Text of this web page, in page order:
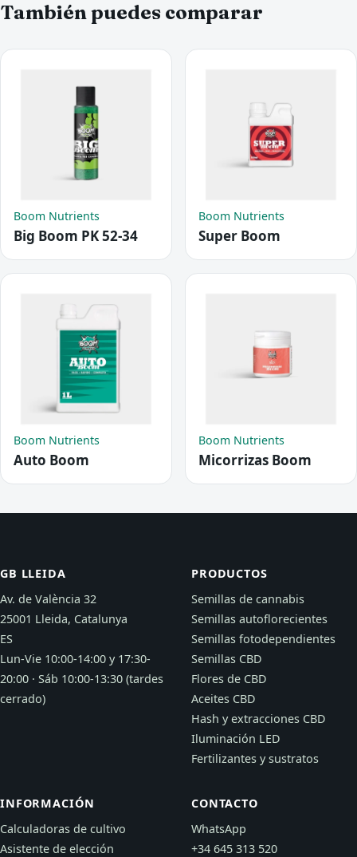
También puedes comparar
Boom Nutrients
Big Boom PK 52-34
Boom Nutrients
Super Boom
Boom Nutrients
Auto Boom
Boom Nutrients
Micorrizas Boom
GB LLEIDA
Av. de València 32
25001 Lleida, Catalunya
ES
Lun-Vie 10:00-14:00 y 17:30-
20:00 · Sáb 10:00-13:30 (tardes
cerrado)
PRODUCTOS
Semillas de cannabis
Semillas autoflorecientes
Semillas fotodependientes
Semillas CBD
Flores de CBD
Aceites CBD
Hash y extracciones CBD
Iluminación LED
Fertilizantes y sustratos
INFORMACIÓN
Calculadoras de cultivo
Asistente de elección
CONTACTO
WhatsApp
+34 645 313 520